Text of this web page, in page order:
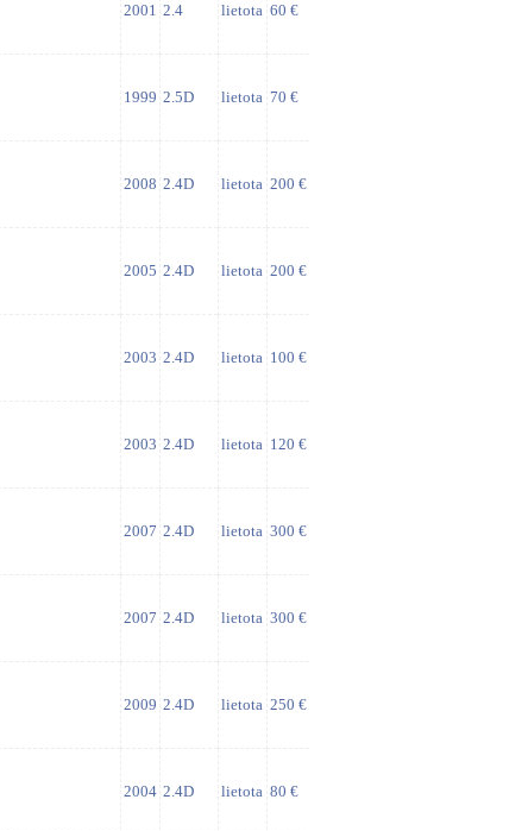
2001 2.4 lietota 60 €
1999 2.5D lietota 70 €
2008 2.4D lietota 200 €
2005 2.4D lietota 200 €
2003 2.4D lietota 100 €
2003 2.4D lietota 120 €
2007 2.4D lietota 300 €
2007 2.4D lietota 300 €
2009 2.4D lietota 250 €
2004 2.4D lietota 80 €